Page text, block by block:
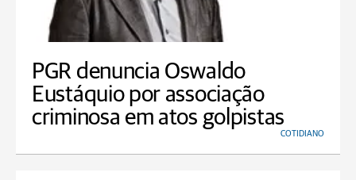
PGR denuncia Oswaldo
Eustáquio por associação
criminosa em atos golpistas
COTIDIANO